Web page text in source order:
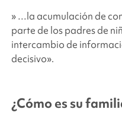
» …la acumulación de
parte de los padres de
intercambio de
decisivo».
¿Cómo es su